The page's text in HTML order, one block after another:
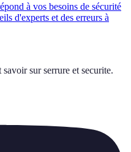
à vos besoins de sécurité
d'experts et des erreurs à
savoir sur serrure et securite.